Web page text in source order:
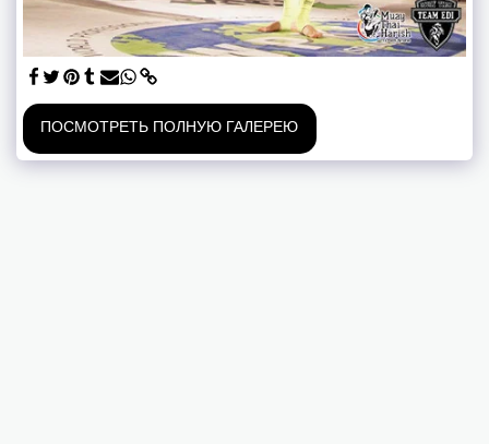
ПОСМОТРЕТЬ ПОЛНУЮ ГАЛЕРЕЮ